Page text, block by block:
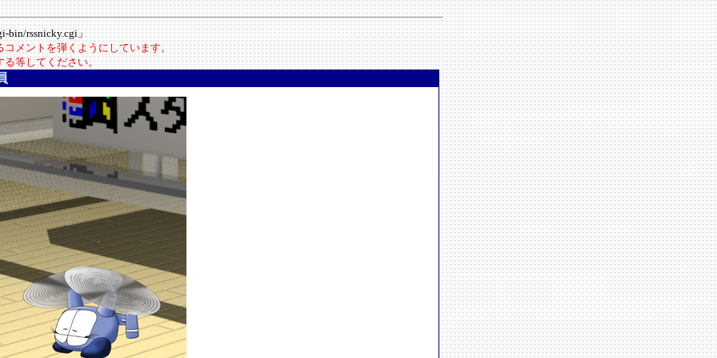
bin/rssnicky.cgi」
メントを弾くようにしています。
等してください。